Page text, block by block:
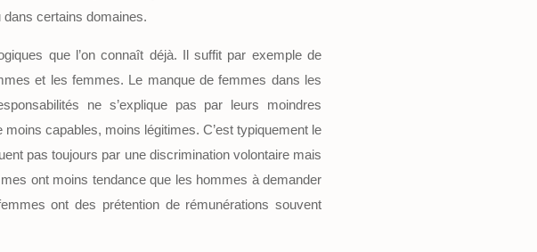
certains domaines.
que l’on connaît déjà. Il suffit par exemple de
et les femmes. Le manque de femmes dans les
ne s’explique pas par leurs moindres
capables, moins légitimes. C’est typiquement le
pas toujours par une discrimination volontaire mais
ont moins tendance que les hommes à demander
ont des prétention de rémunérations souvent